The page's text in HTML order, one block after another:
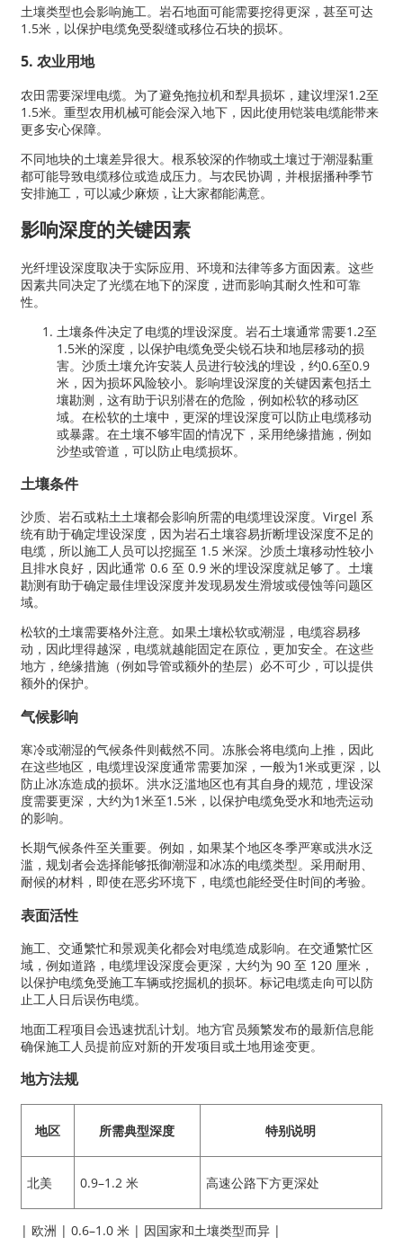
土壤类型也会影响施工。岩石地面可能需要挖得更深，甚至可达
1.5米，以保护电缆免受裂缝或移位石块的损坏。
5. 农业用地
农田需要深埋电缆。为了避免拖拉机和犁具损坏，建议埋深1.2至
1.5米。重型农用机械可能会深入地下，因此使用铠装电缆能带来
更多安心保障。
不同地块的土壤差异很大。根系较深的作物或土壤过于潮湿黏重
都可能导致电缆移位或造成压力。与农民协调，并根据播种季节
安排施工，可以减少麻烦，让大家都能满意。
影响深度的关键因素
光纤埋设深度取决于实际应用、环境和法律等多方面因素。这些
因素共同决定了光缆在地下的深度，进而影响其耐久性和可靠
性。
土壤条件决定了电缆的埋设深度。岩石土壤通常需要1.2至
1.5米的深度，以保护电缆免受尖锐石块和地层移动的损
害。沙质土壤允许安装人员进行较浅的埋设，约0.6至0.9
米，因为损坏风险较小。影响埋设深度的关键因素包括土
壤勘测，这有助于识别潜在的危险，例如松软的移动区
域。在松软的土壤中，更深的埋设深度可以防止电缆移动
或暴露。在土壤不够牢固的情况下，采用绝缘措施，例如
沙垫或管道，可以防止电缆损坏。
土壤条件
沙质、岩石或粘土土壤都会影响所需的电缆埋设深度。Virgel 系
统有助于确定埋设深度，因为岩石土壤容易折断埋设深度不足的
电缆，所以施工人员可以挖掘至 1.5 米深。沙质土壤移动性较小
且排水良好，因此通常 0.6 至 0.9 米的埋设深度就足够了。土壤
勘测有助于确定最佳埋设深度并发现易发生滑坡或侵蚀等问题区
域。
松软的土壤需要格外注意。如果土壤松软或潮湿，电缆容易移
动，因此埋得越深，电缆就越能固定在原位，更加安全。在这些
地方，绝缘措施（例如导管或额外的垫层）必不可少，可以提供
额外的保护。
气候影响
寒冷或潮湿的气候条件则截然不同。冻胀会将电缆向上推，因此
在这些地区，电缆埋设深度通常需要加深，一般为1米或更深，以
防止冰冻造成的损坏。洪水泛滥地区也有其自身的规范，埋设深
度需要更深，大约为1米至1.5米，以保护电缆免受水和地壳运动
的影响。
长期气候条件至关重要。例如，如果某个地区冬季严寒或洪水泛
滥，规划者会选择能够抵御潮湿和冰冻的电缆类型。采用耐用、
耐候的材料，即使在恶劣环境下，电缆也能经受住时间的考验。
表面活性
施工、交通繁忙和景观美化都会对电缆造成影响。在交通繁忙区
域，例如道路，电缆埋设深度会更深，大约为 90 至 120 厘米，
以保护电缆免受施工车辆或挖掘机的损坏。标记电缆走向可以防
止工人日后误伤电缆。
地面工程项目会迅速扰乱计划。地方官员频繁发布的最新信息能
确保施工人员提前应对新的开发项目或土地用途变更。
地方法规
地区 所需典型深度 特别说明
北美 0.9–1.2 米 高速公路下方更深处
| 欧洲 | 0.6–1.0 米 | 因国家和土壤类型而异 |